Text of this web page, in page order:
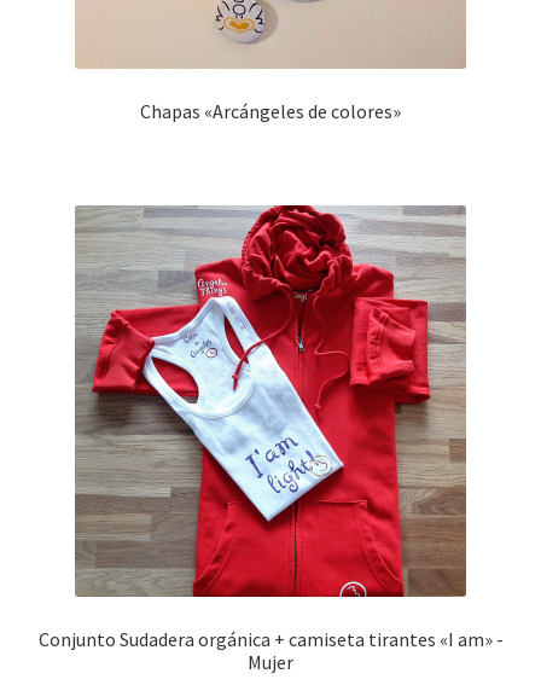
Chapas «Arcángeles de colores»
Conjunto Sudadera orgánica + camiseta tirantes «I am» -
Mujer